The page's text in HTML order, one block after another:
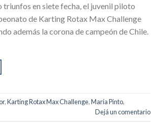
en siete fecha, el juvenil piloto
de Karting Rotax Max Challenge
además la corona de campeón de Chile.
,Karting Rotax Max Challenge,María Pinto,
Dejá un comentario